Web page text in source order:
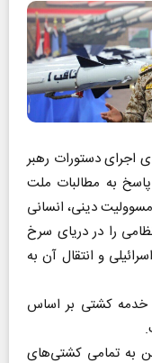
اجرای دستورات رهبر
به مطالبات ملت
دینی، انسانی
را در دریای سرخ
و انتقال آن به
خدمه کشتی بر اساس
به تمامی کشتی‌های